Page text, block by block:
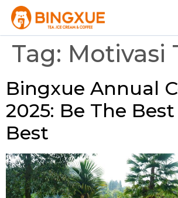
Tag: Motivasi
Bingxue Annual
2025: Be The
Best